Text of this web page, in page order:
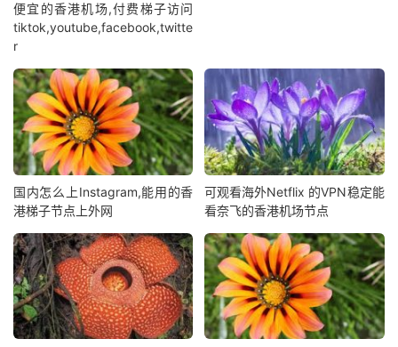
便宜的香港机场,付费梯子访问
tiktok,youtube,facebook,twitte
r
国内怎么上Instagram,能用的香
港梯子节点上外网
可观看海外Netflix 的VPN稳定能
看奈飞的香港机场节点